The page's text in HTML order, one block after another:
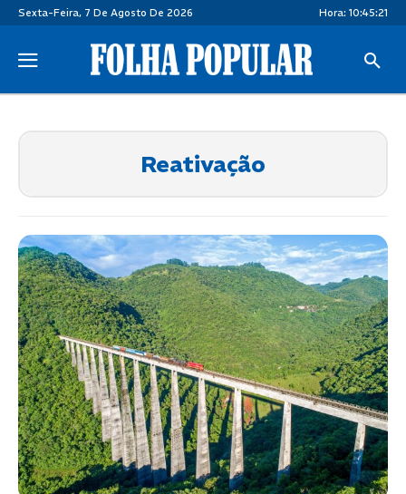
Sexta-Feira, 7 De Agosto De 2026 Hora: 10:45:21
Reativação